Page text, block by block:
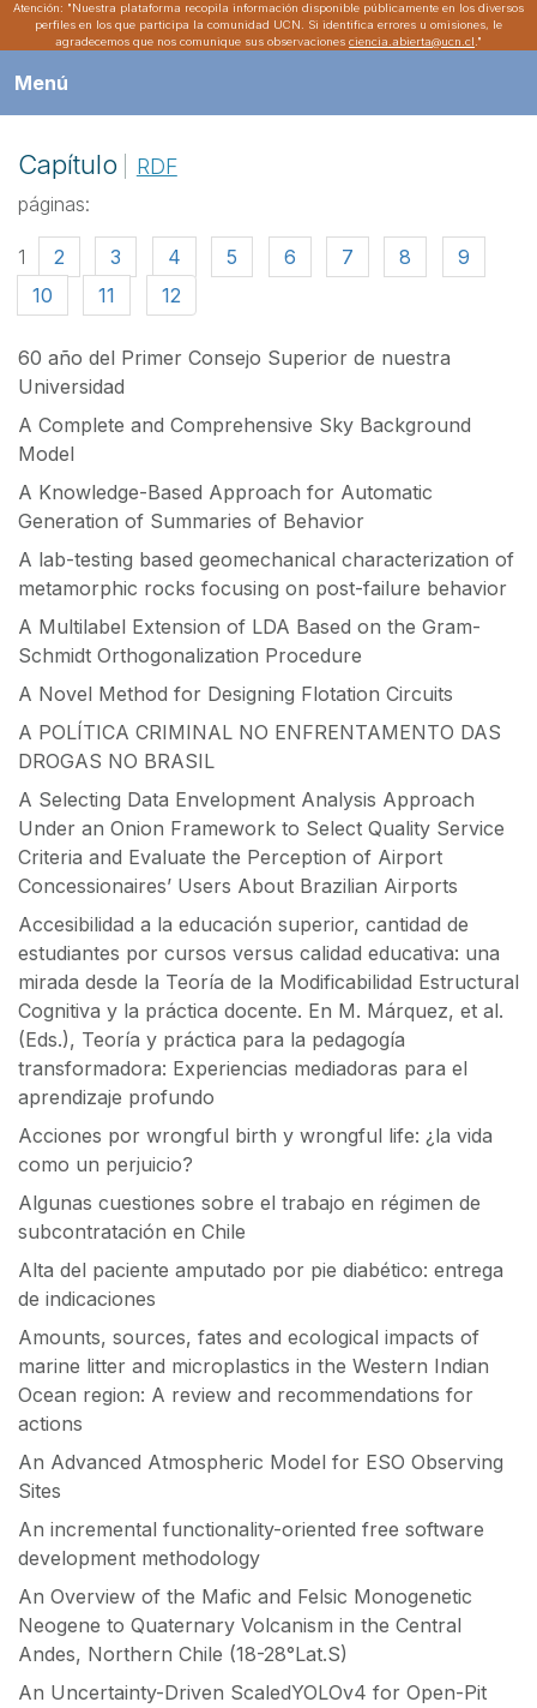
Atención: "Nuestra plataforma recopila información disponible públicamente en los diversos
perfiles en los que participa la comunidad UCN. Si identifica errores u omisiones, le
agradecemos que nos comunique sus observaciones ciencia.abierta@ucn.cl ."
Menú
Capítulo RDF
páginas:
1 2 3 4 5 6 7 8
9
10
11 12
60 año del Primer Consejo Superior de nuestra
Universidad
A Complete and Comprehensive Sky Background
Model
A Knowledge-Based Approach for Automatic
Generation of Summaries of Behavior
A lab-testing based geomechanical characterization of
metamorphic rocks focusing on post-failure behavior
A Multilabel Extension of LDA Based on the Gram-
Schmidt Orthogonalization Procedure
A Novel Method for Designing Flotation Circuits
A POLÍTICA CRIMINAL NO ENFRENTAMENTO DAS
DROGAS NO BRASIL
A Selecting Data Envelopment Analysis Approach
Under an Onion Framework to Select Quality Service
Criteria and Evaluate the Perception of Airport
Concessionaires’ Users About Brazilian Airports
Accesibilidad a la educación superior, cantidad de
estudiantes por cursos versus calidad educativa: una
mirada desde la Teoría de la Modificabilidad Estructural
Cognitiva y la práctica docente. En M. Márquez, et al.
(Eds.), Teoría y práctica para la pedagogía
transformadora: Experiencias mediadoras para el
aprendizaje profundo
Acciones por wrongful birth y wrongful life: ¿la vida
como un perjuicio?
Algunas cuestiones sobre el trabajo en régimen de
subcontratación en Chile
Alta del paciente amputado por pie diabético: entrega
de indicaciones
Amounts, sources, fates and ecological impacts of
marine litter and microplastics in the Western Indian
Ocean region: A review and recommendations for
actions
An Advanced Atmospheric Model for ESO Observing
Sites
An incremental functionality-oriented free software
development methodology
An Overview of the Mafic and Felsic Monogenetic
Neogene to Quaternary Volcanism in the Central
Andes, Northern Chile (18-28°Lat.S)
An Uncertainty-Driven ScaledYOLOv4 for Open-Pit